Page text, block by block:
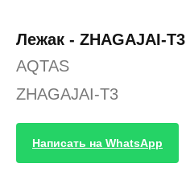
Лежак - ZHAGAJAI-T3
AQTAS
ZHAGAJAI-T3
Написать на WhatsApp